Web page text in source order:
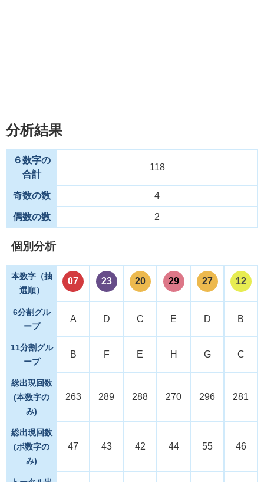
分析結果
６数字の
合計
118
奇数の数 4
偶数の数 2
個別分析
本数字（抽
選順）
07 23 20 29 27 12
6分割グル
ープ
A D C E D B
11分割グル
ープ
B F E H G C
総出現回数
(本数字の
み)
263 289 288 270 296 281
総出現回数
(ボ数字の
み)
47 43 42 44 55 46